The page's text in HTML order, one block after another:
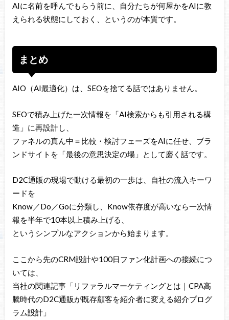
AIに名前を呼んでもらう前に、自分たちが何屋かをAIに教
えられる状態にしておく、というのが本質です。
まとめ
AIO（AI最適化）は、SEOを捨てる話ではありません。
SEOで積み上げた一次情報を「AI検索からも引用される構
造」に再設計し、
ファネルの真ん中＝比較・検討フェーズをAIに任せ、ブラ
ンドサイトを「最後の意思決定の場」として磨く話です。
D2C通販の現場で動ける最初の一歩は、自社の流入キーワ
ードを
Know／Do／Goに分類し、Know依存度が高いなら一次情
報を半年で10本以上積み上げる、
というシンプルなアクションから始まります。
ここから先のCRM設計や100日ファン化計画への接続につ
いては、
当社の関連記事「リファラルマーケティングとは｜CPA高
騰時代のD2C通販が既存顧客を紹介者に変える紹介プログ
ラム設計」